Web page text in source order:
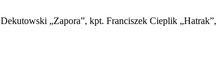
„Zapora”, kpt. Franciszek Cieplik „Hatrak”,